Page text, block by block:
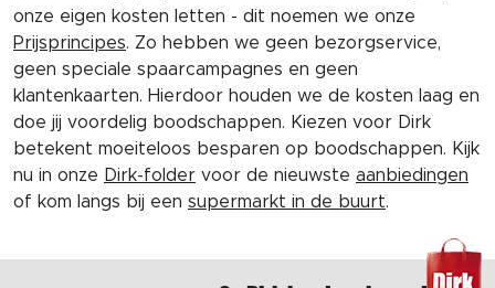
onze eigen kosten letten - dit noemen we onze
Prijsprincipes. Zo hebben we geen bezorgservice,
geen speciale spaarcampagnes en geen
klantenkaarten. Hierdoor houden we de kosten laag en
doe jij voordelig boodschappen. Kiezen voor Dirk
betekent moeiteloos besparen op boodschappen. Kijk
nu in onze Dirk-folder voor de nieuwste aanbiedingen
of kom langs bij een supermarkt in de buurt.